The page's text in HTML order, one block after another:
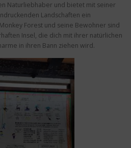
Naturliebhaber und bietet mit seiner
Landschaften ein
Forest und seine Bewohner sind
Insel, die dich mit ihrer natürlichen
in ihren Bann ziehen wird.